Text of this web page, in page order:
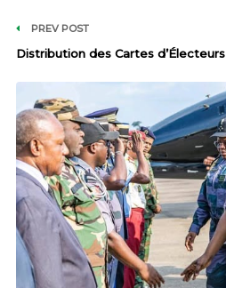
PREV POST
Distribution des Cartes d’Électeurs